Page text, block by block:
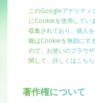
このGoogleアナリティ
にCookieを使用してい
収集されており、個人
能はCookieを無効にす
ので、お使いのブラウ
関して、詳しくはこちら
著作権について